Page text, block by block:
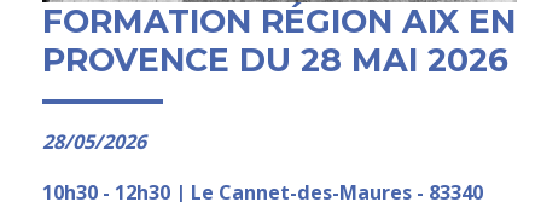
FORMATION RÉGION AIX EN
PROVENCE DU 28 MAI 2026
28/05/2026
10h30 - 12h30 | Le Cannet-des-Maures - 83340